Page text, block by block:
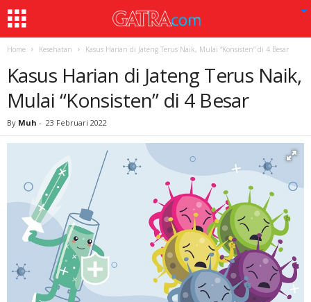
Home Kesehatan Kasus Harian di Jateng Terus Naik, Mulai “Konsisten” di 4 Besar
Kasus Harian di Jateng Terus Naik,
Mulai “Konsisten” di 4 Besar
By Muh - 23 Februari 2022